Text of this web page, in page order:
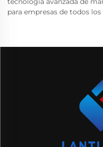
para empresas de todos